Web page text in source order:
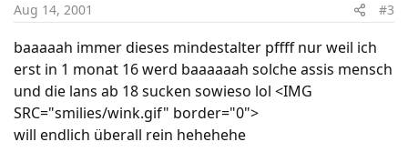
Aug 14, 2001 #3
baaaaah immer dieses mindestalter pffff nur weil ich
erst in 1 monat 16 werd baaaaaah solche assis mensch
und die lans ab 18 sucken sowieso lol <IMG
SRC="smilies/wink.gif" border="0">
will endlich überall rein hehehehe